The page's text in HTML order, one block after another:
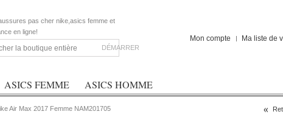
pas cher nike,asics femme et
en ligne!
DÉMARRER
Mon compte Ma liste de
ASICS FEMME ASICS HOMME
Air Max 2017 Femme NAM201705